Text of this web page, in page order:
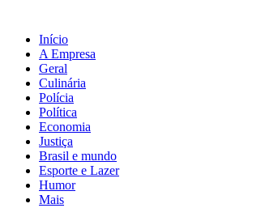
Início
A Empresa
Geral
Culinária
Polícia
Política
Economia
Justiça
Brasil e mundo
Esporte e Lazer
Humor
Mais